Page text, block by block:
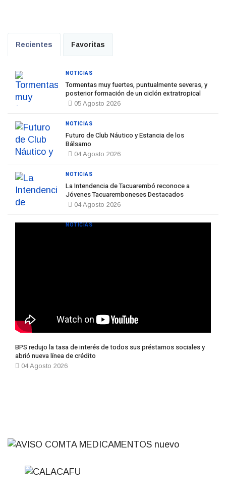
Recientes Favoritas
Tormentas muy fuertes, puntualmente severas, y
posterior formación de un ciclón extratropical
05 Agosto 2026
NOTICIAS
Futuro de Club Náutico y Estancia de los
Bálsamo
04 Agosto 2026
NOTICIAS
La Intendencia de Tacuarembó reconoce a
Jóvenes Tacuaremboneses Destacados
04 Agosto 2026
NOTICIAS
BPS redujo la tasa de interés de todos sus préstamos sociales y
abrió nueva línea de crédito
04 Agosto 2026
NOTICIAS